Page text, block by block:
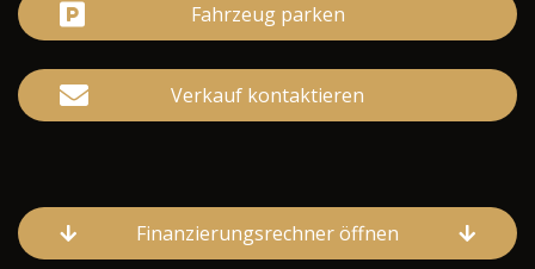
Fahrzeug parken
Verkauf kontaktieren
Finanzierungsrechner öffnen